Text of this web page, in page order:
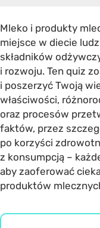
Mleko i produkty
miejsce w diecie
składników
i rozwoju. Ten quiz
i poszerzyć Twoją
właściwości,
oraz procesów
faktów, przez
po korzyści
z konsumpcją –
aby zaoferować
produktów